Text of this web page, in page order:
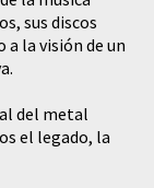
sus discos
la visión de un
del metal
el legado, la